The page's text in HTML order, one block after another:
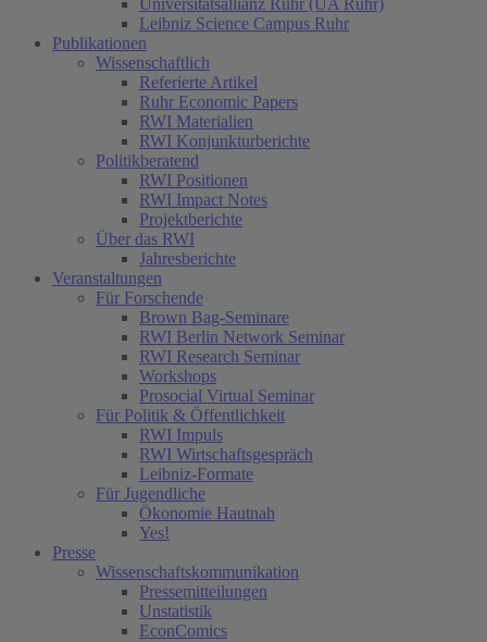
Universitätsallianz Ruhr (UA Ruhr)
Leibniz Science Campus Ruhr
Publikationen
Wissenschaftlich
Referierte Artikel
Ruhr Economic Papers
RWI Materialien
RWI Konjunkturberichte
Politikberatend
RWI Positionen
RWI Impact Notes
Projektberichte
Über das RWI
Jahresberichte
Veranstaltungen
Für Forschende
Brown Bag-Seminare
RWI Berlin Network Seminar
RWI Research Seminar
Workshops
Prosocial Virtual Seminar
Für Politik & Öffentlichkeit
RWI Impuls
RWI Wirtschaftsgespräch
Leibniz-Formate
Für Jugendliche
Ökonomie Hautnah
Yes!
Presse
Wissenschaftskommunikation
Pressemitteilungen
Unstatistik
EconComics